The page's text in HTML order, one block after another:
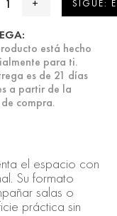
SIGUE:
está hecho
para ti.
es de 21 días
a partir de la
compra.
el espacio con
Su formato
salas o
práctica sin